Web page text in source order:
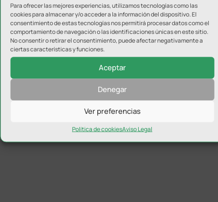
Para ofrecer las mejores experiencias, utilizamos tecnologías como las
cookies para almacenar y/o acceder a la información del dispositivo. El
consentimiento de estas tecnologías nos permitirá procesar datos como el
comportamiento de navegación o las identificaciones únicas en este sitio.
No consentir o retirar el consentimiento, puede afectar negativamente a
ciertas características y funciones.
Aceptar
Denegar
Ver preferencias
Política de cookiesAviso Legal